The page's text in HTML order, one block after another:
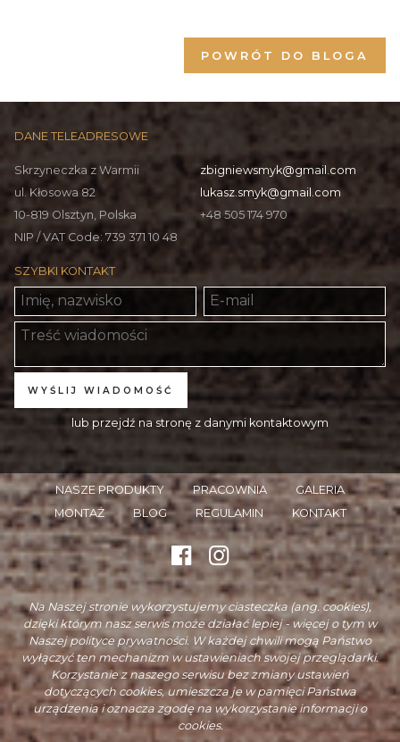
POWRÓT DO BLOGA
DANE TELEADRESOWE
Skrzyneczka z Warmii
ul. Kłosowa 82
10-819 Olsztyn, Polska
NIP / VAT Code: 739 371 10 48
zbigniewsmyk@gmail.com
lukasz.smyk@gmail.com
+48 505 174 970
SZYBKI KONTAKT
WYŚLIJ WIADOMOŚĆ
lub przejdź na stronę z danymi kontaktowym
NASZE PRODUKTY PRACOWNIA
GALERIA
MONTAŻ
BLOG REGULAMIN KONTAKT
Na Naszej stronie wykorzystujemy ciasteczka (ang. cookies),
dzięki którym nasz serwis może działać lepiej - więcej o tym w
Naszejpolityce prywatności. W każdej chwili mogą Państwo
wyłączyć ten mechanizm wustawieniach swojej przeglądarki.
Korzystanie z naszego serwisu bez zmiany ustawień
dotyczących cookies, umieszcza je w pamięci Państwa
urządzenia i oznacza zgodę na wykorzystanie informacji o
cookies.